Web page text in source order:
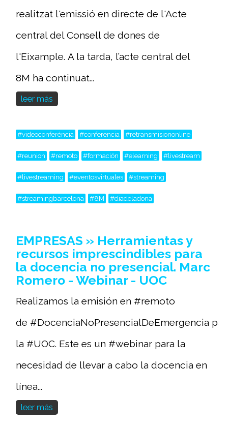
realitzat l'emissió en directe de l'Acte
central del Consell de dones de
l'Eixample. A la tarda, l’acte central del
8M ha continuat...
leer más
#videoconferéncia #conferencia #retransmisiononline
#reunion #remoto #formación #elearning #livestream
#livestreaming #eventosvirtuales #streaming
#streamingbarcelona #8M #diadeladona
EMPRESAS » Herramientas y
recursos imprescindibles para
la docencia no presencial. Marc
Romero - Webinar - UOC
Realizamos la emisión en #remoto
de #DocenciaNoPresencialDeEmergencia
la #UOC. Este es un #webinar para la
necesidad de llevar a cabo la docencia en
línea...
leer más